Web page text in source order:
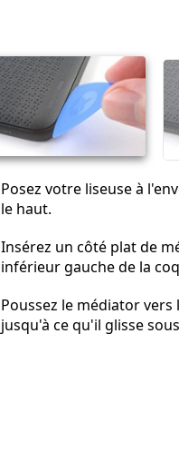
Posez votre liseuse à
le haut.
Insérez un côté plat de
inférieur gauche de la
Poussez le médiator
jusqu'à ce qu'il glisse